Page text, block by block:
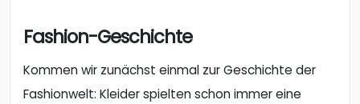
Jahren die ärmeren von den wohlhabenderen
Menschen unterschieden werden. Außerdem war es
schon immer üblich, dass bestimmte Anzüge oder